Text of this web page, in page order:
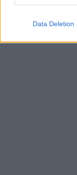
Data Deletion